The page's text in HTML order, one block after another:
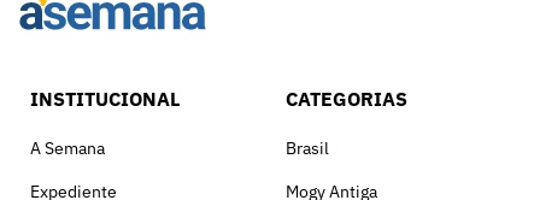
INSTITUCIONAL
A Semana
Expediente
CATEGORIAS
Brasil
Mogy Antiga